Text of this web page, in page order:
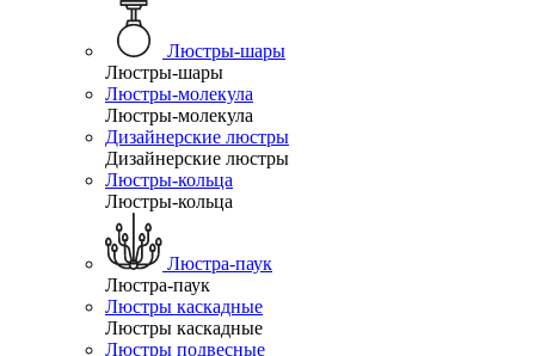
Люстры-шары
Люстры-шары
Люстры-молекула
Люстры-молекула
Дизайнерские люстры
Дизайнерские люстры
Люстры-кольца
Люстры-кольца
Люстра-паук
Люстра-паук
Люстры каскадные
Люстры каскадные
Люстры подвесные